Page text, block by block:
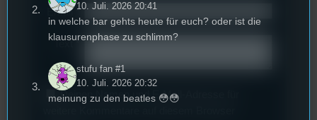
Email *
Text*
Deinen Namen und E-Mail-Adresse für
10. Juli. 2026 20:41
in welche bar gehts heute für euch? oder ist die
klausurenphase zu schlimm?
stufu fan #1
10. Juli. 2026 20:32
meinung zu den beatles 😳😳